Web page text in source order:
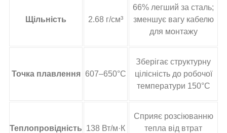
Щільність 2.68 г/см³
66% легший за сталь;
зменшує вагу кабелю
для монтажу
Точка плавлення 607–650°C
Зберігає структурну
цілісність до робочої
температури 150°C
Теплопровідність 138 Вт/м·К
Сприяє розсіюванню
тепла від втрат